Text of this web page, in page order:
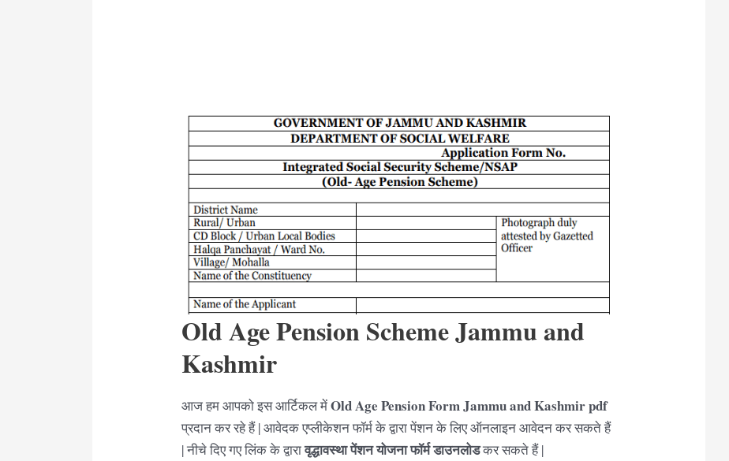
Old Age Pension Scheme Jammu and
Kashmir
आज हम आपको इस आर्टिकल मेंOld Age Pension Form Jammu and Kashmirpdf
प्रदान कर रहे हैं | आवेदक एप्लीकेशन फॉर्म के द्वारा पेंशन के लिए ऑनलाइन आवेदन कर सकते हैं
| नीचे दिए गए लिंक के द्वारावृद्धावस्था पेंशन योजनाफॉर्मडाउनलोडकर सकते हैं |